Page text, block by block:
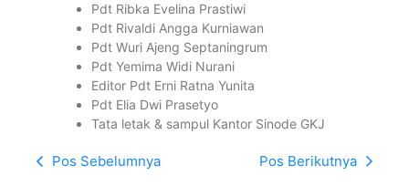
Pdt Ribka Evelina Prastiwi
Pdt Rivaldi Angga Kurniawan
Pdt Wuri Ajeng Septaningrum
Pdt Yemima Widi Nurani
Editor Pdt Erni Ratna Yunita
Pdt Elia Dwi Prasetyo
Tata letak & sampul Kantor Sinode GKJ
Pos Sebelumnya Pos Berikutnya